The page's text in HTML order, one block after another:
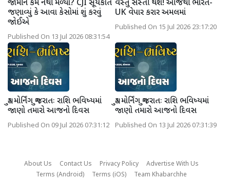
જામીન કેમ નથી મળ્યા? CJI સૂર્યકાંતે
જણાવ્યું કે આવા કેસોમાં શું કરવું
જોઈએ
Published On 13 Jul 2026 08:31:54
વસ્તુ સસ્તી થશે! આજથી ભારત-
UK વેપાર કરાર અમલમાં
Published On 15 Jul 2026 23:17:20
ગુડ મોર્નિંગ ગુજરાતઃ રાશિ ભવિષ્યમાં
જાણો તમારો આજનો દિવસ
Published On 09 Jul 2026 07:31:12
ગુડ મોર્નિંગ ગુજરાતઃ રાશિ ભવિષ્યમાં
જાણો તમારો આજનો દિવસ
Published On 13 Jul 2026 07:31:39
About Us Contact Us Privacy Policy
Advertise With Us
Terms (Android)
Terms (iOS) Team Khabarchhe